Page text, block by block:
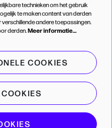
technieken om het gebruik
te maken content van derden
verschillende andere toepassingen.
derden.Meer informatie…
COOKIES